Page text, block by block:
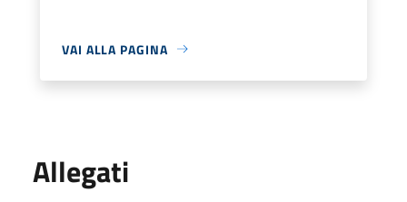
VAI ALLA PAGINA
Allegati